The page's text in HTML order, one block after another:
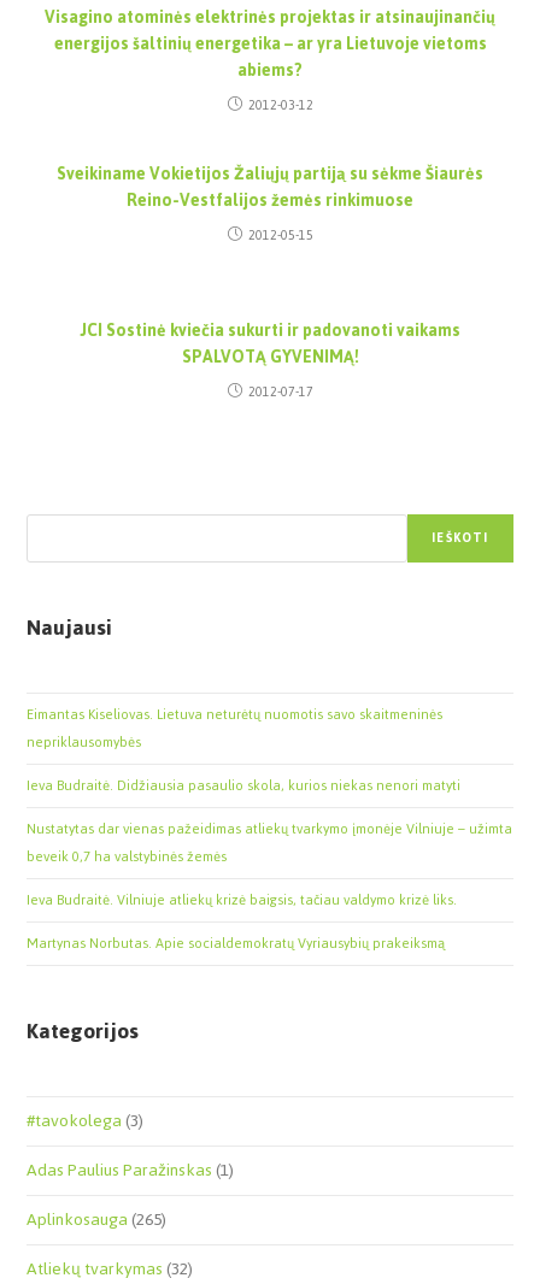
Visagino atominės elektrinės projektas ir atsinaujinančių
energijos šaltinių energetika – ar yra Lietuvoje vietoms
abiems?
2012-03-12
Sveikiname Vokietijos Žaliųjų partiją su sėkme Šiaurės
Reino-Vestfalijos žemės rinkimuose
2012-05-15
JCI Sostinė kviečia sukurti ir padovanoti vaikams
SPALVOTĄ GYVENIMĄ!
2012-07-17
IEŠKOTI
Naujausi
Eimantas Kiseliovas. Lietuva neturėtų nuomotis savo skaitmeninės
nepriklausomybės
Ieva Budraitė. Didžiausia pasaulio skola, kurios niekas nenori matyti
Nustatytas dar vienas pažeidimas atliekų tvarkymo įmonėje Vilniuje – užimta
beveik 0,7 ha valstybinės žemės
Ieva Budraitė. Vilniuje atliekų krizė baigsis, tačiau valdymo krizė liks.
Martynas Norbutas. Apie socialdemokratų Vyriausybių prakeiksmą
Kategorijos
#tavokolega(3)
Adas Paulius Paražinskas(1)
Aplinkosauga(265)
Atliekų tvarkymas(32)